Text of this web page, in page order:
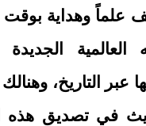
علماً وهداية
العالمية
عبر التاريخ،
في تصديق هذه